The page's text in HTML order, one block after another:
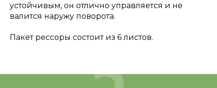
устойчивым, он отлично управляется и не
валится наружу поворота.
Пакет рессоры состоит из 6 листов.